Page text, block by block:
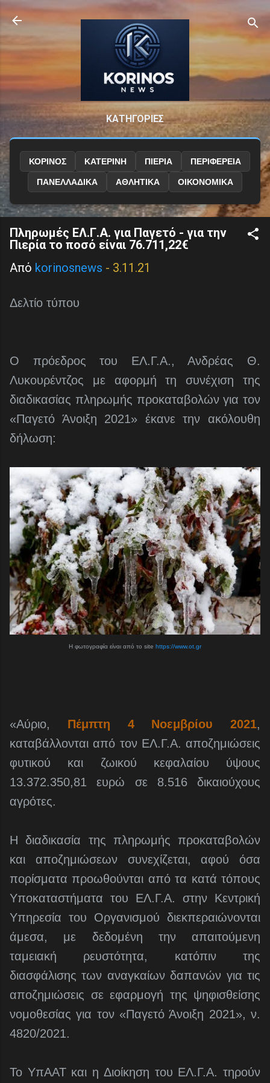
Μετάβαση στο κύριο περιεχόμενο
ΚΑΤΗΓΟΡΙΕΣ
ΚΟΡΙΝΟΣ ΚΑΤΕΡΙΝΗ ΠΙΕΡΙΑ ΠΕΡΙΦΕΡΕΙΑ
ΠΑΝΕΛΛΑΔΙΚΑ ΑΘΛΗΤΙΚΑ ΟΙΚΟΝΟΜΙΚΑ
Πληρωμές ΕΛ.Γ.Α. για Παγετό - για την
Πιερία το ποσό είναι 76.711,22€
Από korinosnews - 3.11.21
Δελτίο τύπου
Ο πρόεδρος του ΕΛ.Γ.Α., Ανδρέας Θ.
Λυκουρέντζος με αφορμή τη συνέχιση της
διαδικασίας πληρωμής προκαταβολών για τον
«Παγετό Άνοιξη 2021» έκανε την ακόλουθη
δήλωση:
Η φωτογραφία είναι από το site https://www.ot.gr
«Αύριο, Πέμπτη 4 Νοεμβρίου 2021,
καταβάλλονται από τον ΕΛ.Γ.Α. αποζημιώσεις
φυτικού και ζωικού κεφαλαίου ύψους
13.372.350,81 ευρώ σε 8.516 δικαιούχους
αγρότες.
Η διαδικασία της πληρωμής προκαταβολών
και αποζημιώσεων συνεχίζεται, αφού όσα
πορίσματα προωθούνται από τα κατά τόπους
Υποκαταστήματα του ΕΛ.Γ.Α. στην Κεντρική
Υπηρεσία του Οργανισμού διεκπεραιώνονται
άμεσα, με δεδομένη την απαιτούμενη
ταμειακή ρευστότητα, κατόπιν της
διασφάλισης των αναγκαίων δαπανών για τις
αποζημιώσεις σε εφαρμογή της ψηφισθείσης
νομοθεσίας για τον «Παγετό Άνοιξη 2021», ν.
4820/2021.
Το ΥπΑΑΤ και η Διοίκηση του ΕΛ.Γ.Α. τηρούν